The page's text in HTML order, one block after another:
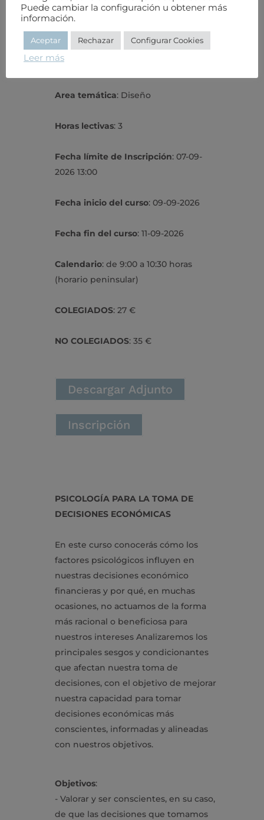
industrial para un aprendizaje rápido y
progresivo.
Modalidad
Area temática: Diseño
Horas lectivas: 3
Fecha límite de Inscripción: 07-09-
2026 13:00
Fecha inicio del curso: 09-09-2026
Fecha fin del curso: 11-09-2026
Calendario: de 9:00 a 10:30 horas
(horario peninsular)
COLEGIADOS: 27 €
NO COLEGIADOS: 35 €
Descargar Adjunto
Inscripción
PSICOLOGÍA PARA LA TOMA DE
DECISIONES ECONÓMICAS
En este curso conocerás cómo los
factores psicológicos influyen en
nuestras decisiones económico
financieras y por qué, en muchas
ocasiones, no actuamos de la forma
más racional o beneficiosa para
nuestros intereses Analizaremos los
principales sesgos y condicionantes
que afectan nuestra toma de
decisiones, con el objetivo de mejorar
nuestra capacidad para tomar
decisiones económicas más
conscientes, informadas y alineadas
con nuestros objetivos.
Objetivos:
- Valorar y ser conscientes, en su caso,
de que las decisiones que tomamos
Puede cambiar la configuración u obtener más
información.
Aceptar Rechazar Configurar Cookies
Leer más